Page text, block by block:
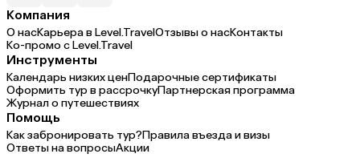
Компания
О насКарьера в Level.TravelОтзывы о насКонтакты
Ко-промо с Level.Travel
Инструменты
Календарь низких ценПодарочные сертификаты
Оформить тур в рассрочкуПартнерская программа
Журнал о путешествиях
Помощь
Как забронировать тур?Правила въезда и визы
Ответы на вопросыАкции